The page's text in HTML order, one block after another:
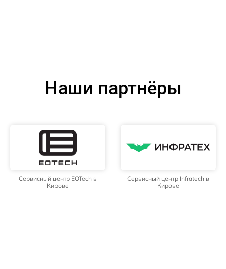
Наши партнёры
Сервисный центр EOTech в
Кирове
Сервисный центр Infratech в
Кирове